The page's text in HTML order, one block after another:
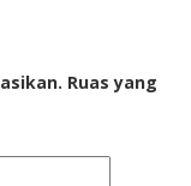
Ruas yang